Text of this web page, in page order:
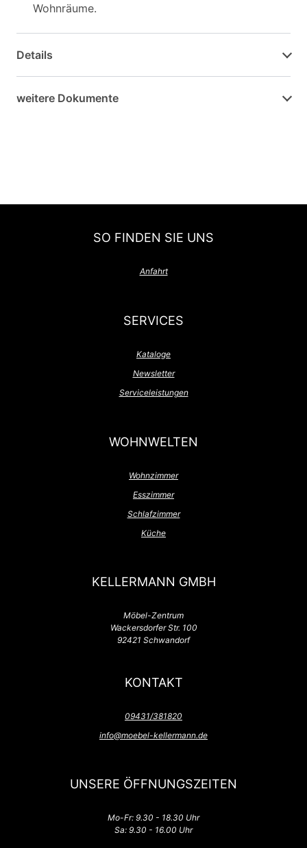
Wohnräume.
Details
weitere Dokumente
SO FINDEN SIE UNS
Anfahrt
SERVICES
Kataloge
Newsletter
Serviceleistungen
WOHNWELTEN
Wohnzimmer
Esszimmer
Schlafzimmer
Küche
KELLERMANN GMBH
Möbel-Zentrum
Wackersdorfer Str. 100
92421 Schwandorf
KONTAKT
09431/381820
info@moebel-kellermann.de
UNSERE ÖFFNUNGSZEITEN
Mo-Fr: 9.30 - 18.30 Uhr
Sa: 9.30 - 16.00 Uhr